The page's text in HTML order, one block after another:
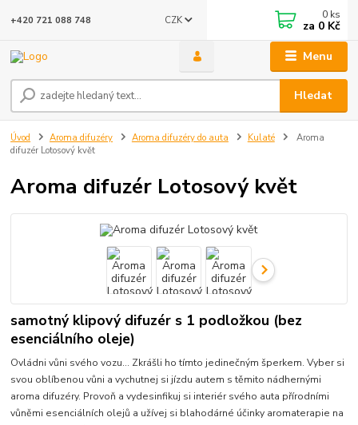
Menu
CZK
Hledat
+420 721 088 748 0 ks
za 0 Kč
Úvod Aroma difuzéry Aroma difuzéry do auta Kulaté
Aroma
difuzér Lotosový květ
Aroma difuzér Lotosový květ
samotný klipový difuzér s 1 podložkou (bez
esenciálního oleje)
Ovládni vůni svého vozu... Zkrášli ho tímto jedinečným šperkem. Vyber si
svou oblíbenou vůni a vychutnej si jízdu autem s těmito nádhernými
aroma difuzéry. Provoň a vydesinfikuj si interiér svého auta přírodními
vůněmi esenciálních olejů a užívej si blahodárné účinky aromaterapie na